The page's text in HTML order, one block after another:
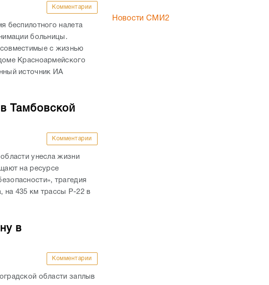
Комментарии
беспилотного налета
больницы.
с жизнью
Красноармейского
источник ИА
Тамбовской
Комментарии
унесла жизни
на ресурсе
трагедия
на 435 км трассы Р-22 в
в
Комментарии
области заплыв
Новости СМИ2